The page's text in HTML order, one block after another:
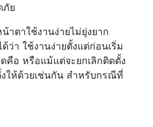
ภัย
าตาใช้งานง่ายไม่ยุ่งยาก
ว่า ใช้งานง่ายตั้งแต่ก่อนเริ่ม
คือ หรือแม้แต่จะยกเลิกติดตั้ง
ให้ด้วยเช่นกัน สำหรับกรณีที่